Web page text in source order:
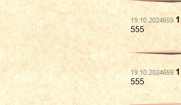
19.10.20246591
555
19.10.20246591
555